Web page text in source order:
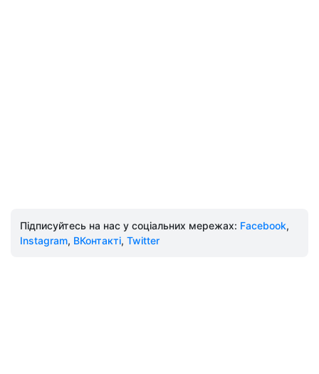
Підписуйтесь на нас у соціальних мережах: Facebook,
Instagram, ВКонтакті, Twitter